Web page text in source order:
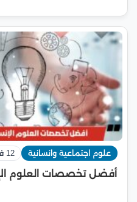
علوم اجتماعية وانسانية 12 فبراير 2026
أفضل تخصصات العلوم